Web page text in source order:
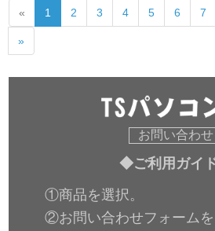
0700商用ゲームメニ
ュー7-7,000フィット
ネス計算工業デザイ
Pr+1/16 Greg+1)256
3-0100 8 G 1 T win
10 3年訪問)23イ
« 1 2 3 4 5 6 7
»
お問い合わせ
◆ご利用ガイ
①商品を選択。
②お問い合わせフォームを